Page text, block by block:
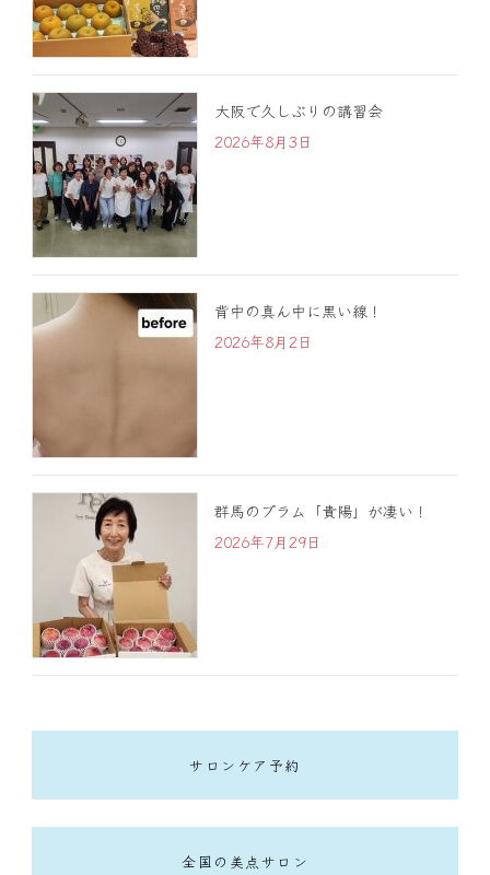
大阪で久しぶりの講習会
2026年8月3日
背中の真ん中に黒い線！
2026年8月2日
群馬のプラム「貴陽」が凄い！
2026年7月29日
サロンケア予約
全国の美点サロン